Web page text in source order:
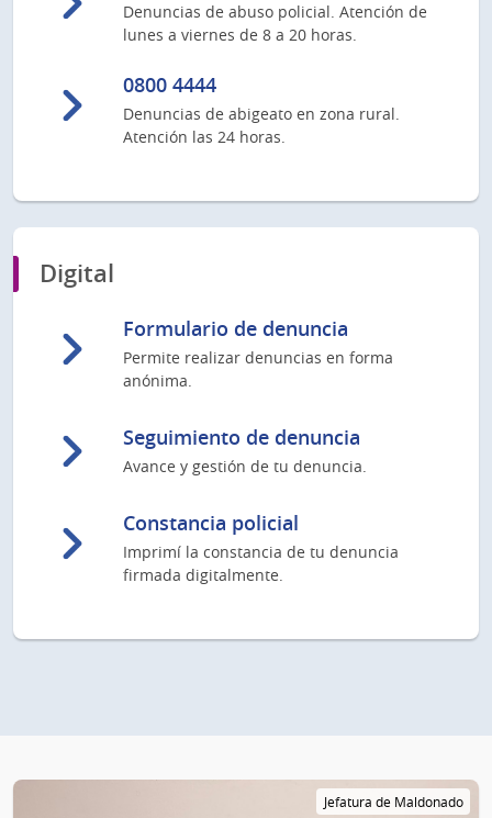
Denuncias de abuso policial. Atención de
lunes a viernes de 8 a 20 horas.
0800 4444
Denuncias de abigeato en zona rural.
Atención las 24 horas.
Digital
Formulario de denuncia
Permite realizar denuncias en forma
anónima.
Seguimiento de denuncia
Avance y gestión de tu denuncia.
Constancia policial
Imprimí la constancia de tu denuncia
firmada digitalmente.
Jefatura de Maldonado